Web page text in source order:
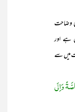
وضاحت
ہے اور
میں سے
وَاِلَی